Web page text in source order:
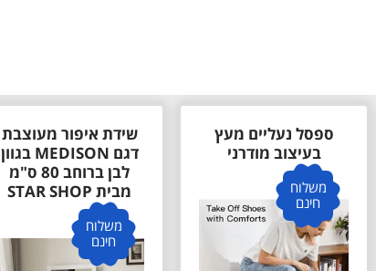
ספסל נעליים מעץ
בעיצוב מודרני
משלוח
חינם
שידת איפור מעוצבת
דגם MEDISON בגוון
לבן ברוחב 80 ס"מ
מבית STAR SHOP
משלוח
חינם